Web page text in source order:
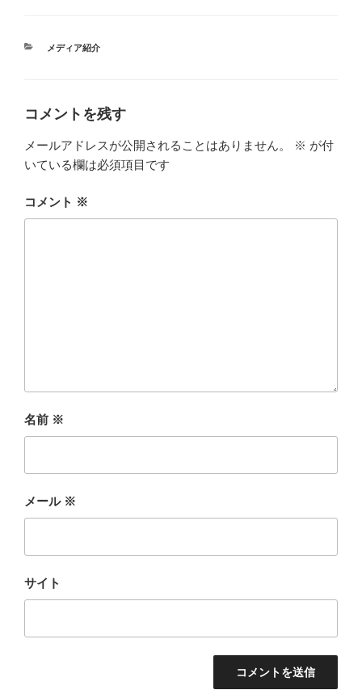
カ
メディア紹介
コメントを残す
メールアドレスが公開されることはありません。 ※ が付
いている欄は必須項目です
コメント ※
名前 ※
メール ※
サイト